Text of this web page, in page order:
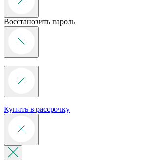
Восстановить пароль
Купить в рассрочку